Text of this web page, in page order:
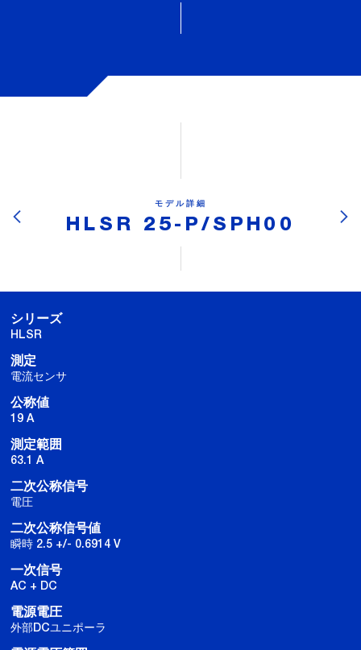
モデル詳細
HLSR 25-P/SPH00
シリーズ
HLSR
測定
電流センサ
公称値
19 A
測定範囲
63.1 A
二次公称信号
電圧
二次公称信号値
瞬時 2.5 +/- 0.6914 V
一次信号
AC + DC
電源電圧
外部DCユニポーラ